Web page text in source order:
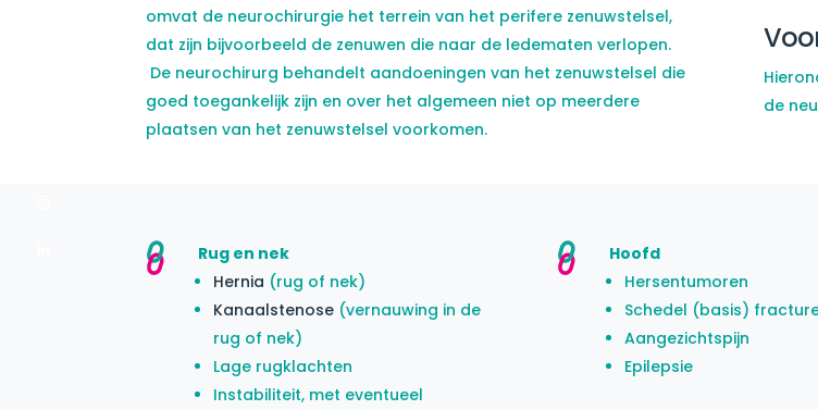
omvat de neurochirurgie het terrein van het perifere zenuwstelsel,
dat zijn bijvoorbeeld de zenuwen die naar de ledematen verlopen.
De neurochirurg behandelt aandoeningen van het zenuwstelsel die
goed toegankelijk zijn en over het algemeen niet op meerdere
plaatsen van het zenuwstelsel voorkomen.
de
Rug en nek
Hernia (rug of nek)
Kanaalstenose(vernauwing in de
rug of nek)
Lage rugklachten
Instabiliteit, met eventueel
Hoofd
Hersentumoren
Schedel (basis)
Aangezichtspijn
Epilepsie